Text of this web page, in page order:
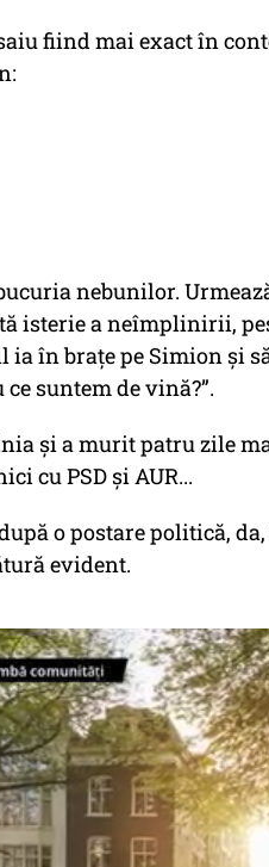
fiind mai exact în
nebunilor.
isterie a neîmplinirii,
ia în brațe pe Simion și
suntem de vină?”.
și a murit patru zile
cu PSD și AUR...
o postare politică,
evident.